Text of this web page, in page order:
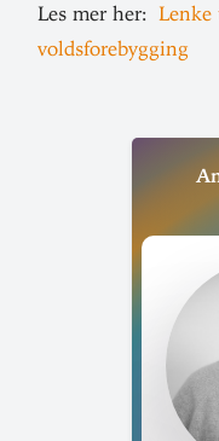
Les mer her:Lenke
voldsforebygging